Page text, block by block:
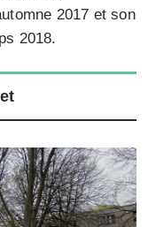
2017 et son
2018.